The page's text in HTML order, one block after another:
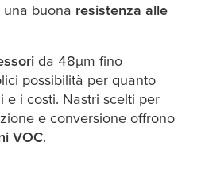
buona resistenza alle
da 48µm fino
possibilità per quanto
e i costi. Nastri scelti per
e conversione offrono
VOC.